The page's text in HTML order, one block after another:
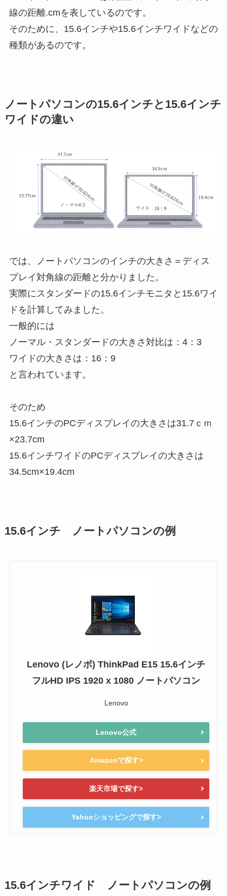
線の距離.cmを表しているのです。
そのために、15.6インチや15.6インチワイドなどの
種類があるのです。
ノートパソコンの15.6インチと15.6インチ
ワイドの違い
では、ノートパソコンのインチの大きさ＝ディス
プレイ対角線の距離と分かりました。
実際にスタンダードの15.6インチモニタと15.6ワイ
ドを計算してみました。
一般的には
ノーマル・スタンダードの大きさ対比は：4：3
ワイドの大きさは：16：9
と言われています。
そのため
15.6インチのPCディスプレイの大きさは31.7ｃｍ
×23.7cm
15.6インチワイドのPCディスプレイの大きさは
34.5cm×19.4cm
15.6インチ ノートパソコンの例
Lenovo (レノボ) ThinkPad E15 15.6インチ
フルHD IPS 1920 x 1080 ノートパソコン
Lenovo
Lenovo公式
Amazonで探す>
楽天市場で探す>
Yahooショッピングで探す>
15.6インチワイド ノートパソコンの例